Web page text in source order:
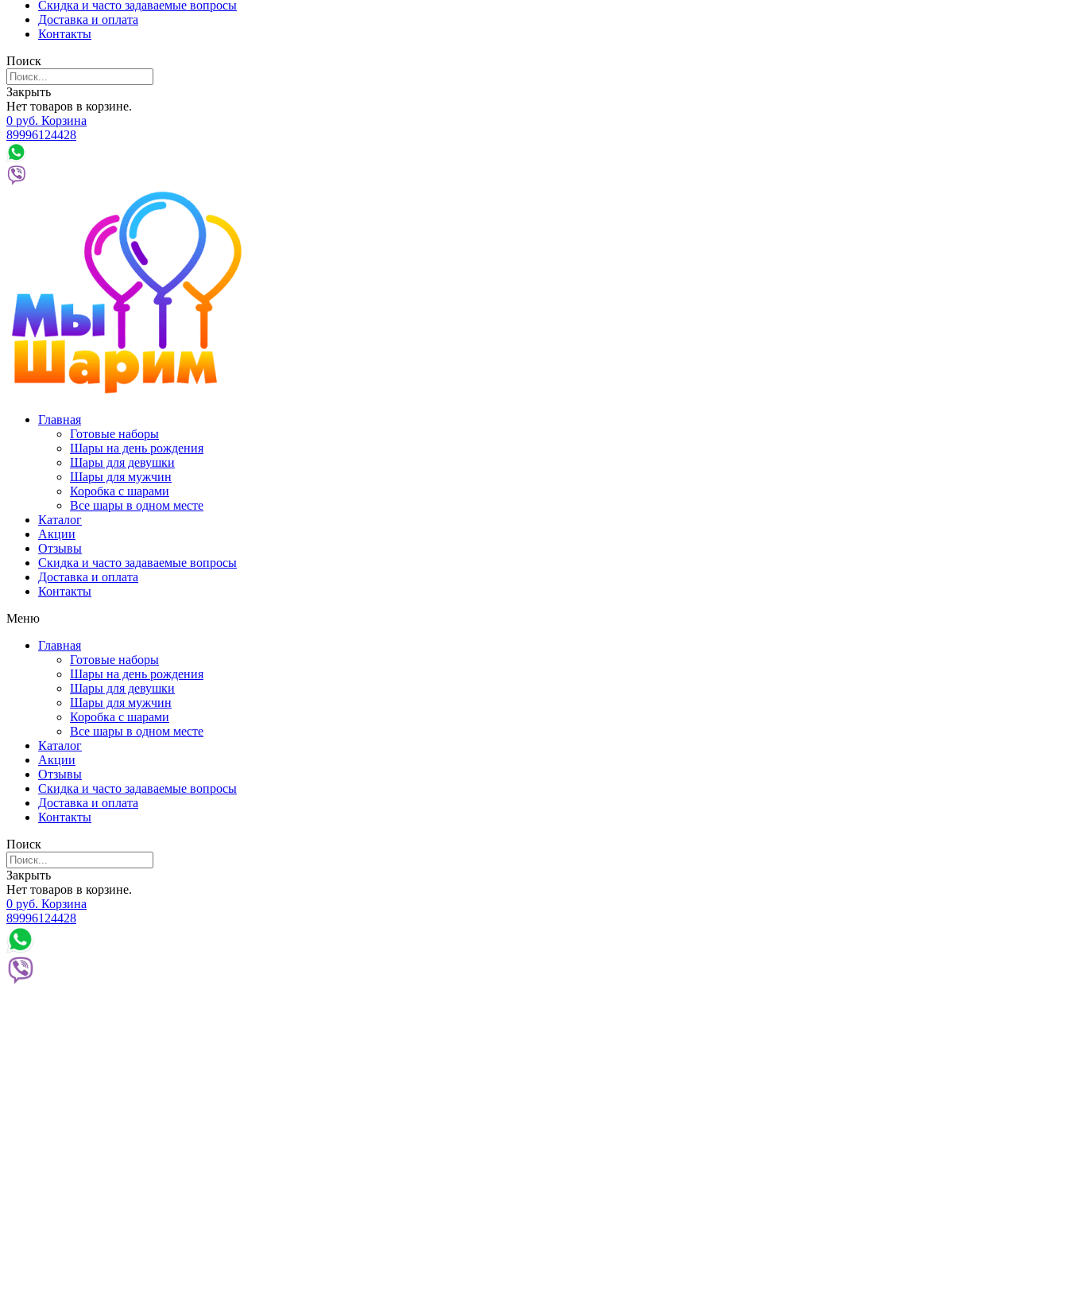
Скидка и часто задаваемые вопросы
Доставка и оплата
Контакты
Поиск
Закрыть
Нет товаров в корзине.
0 руб. Корзина
89996124428
Главная
Готовые наборы
Шары на день рождения
Шары для девушки
Шары для мужчин
Коробка с шарами
Все шары в одном месте
Каталог
Акции
Отзывы
Скидка и часто задаваемые вопросы
Доставка и оплата
Контакты
Меню
Главная
Готовые наборы
Шары на день рождения
Шары для девушки
Шары для мужчин
Коробка с шарами
Все шары в одном месте
Каталог
Акции
Отзывы
Скидка и часто задаваемые вопросы
Доставка и оплата
Контакты
Поиск
Закрыть
Нет товаров в корзине.
0 руб. Корзина
89996124428